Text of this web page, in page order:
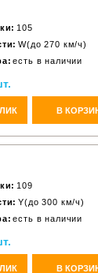
105
W(до 270 км/ч)
есть в наличии
В
109
Y(до 300 км/ч)
есть в наличии
В